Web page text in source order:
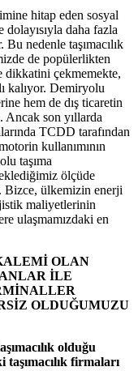
hitap eden sosyal
daha fazla
nedenle taşımacılık
de popülerlikten
dikkatini çekmemekte,
kalıyor. Demiryolu
hem de dış ticaretin
Ancak son yıllarda
TCDD tarafından
kullanımının
taşıma
ölçüde
Bizce, ülkemizin enerji
maliyetlerinin
ulaşmamızdaki en
OLAN
İLE
OLDUĞUMUZU
olduğu
firmaları